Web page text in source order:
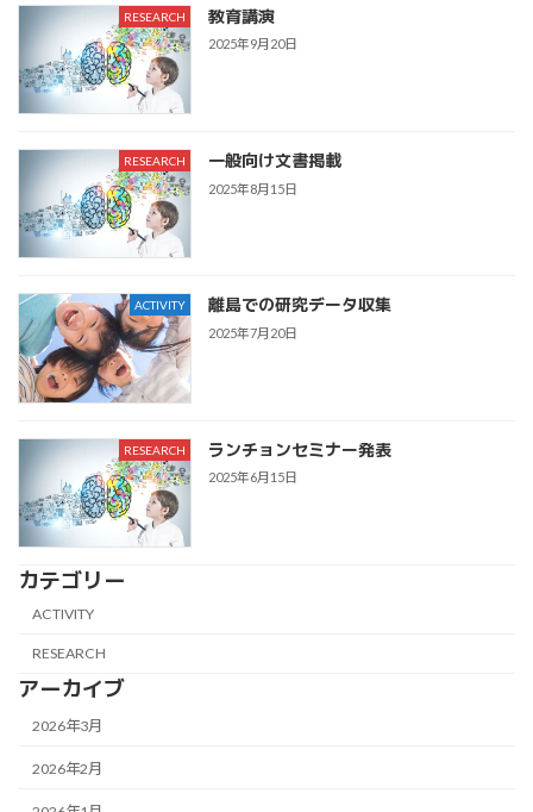
RESEARCH 教育講演
2025年9月20日
RESEARCH 一般向け文書掲載
2025年8月15日
ACTIVITY 離島での研究データ収集
2025年7月20日
RESEARCH ランチョンセミナー発表
2025年6月15日
カテゴリー
ACTIVITY
RESEARCH
アーカイブ
2026年3月
2026年2月